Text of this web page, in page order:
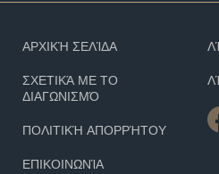
ΑΡΧΙΚΉ ΣΕΛΊΔΑ
ΣΧΕΤΙΚΆ ΜΕ ΤΟ
ΔΙΑΓΩΝΙΣΜΌ
ΠΟΛΙΤΙΚΉ ΑΠΟΡΡΉΤΟΥ
ΕΠΙΚΟΙΝΩΝΊΑ